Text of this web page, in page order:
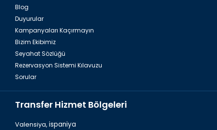
Blog
Duyurular
Kampanyaları Kaçırmayın
Bizim Ekibimiz
Seyahat Sözlüğü
Rezervasyon Sistemi Kılavuzu
Sorular
Transfer Hizmet Bölgeleri
Valensiya, ispaniya